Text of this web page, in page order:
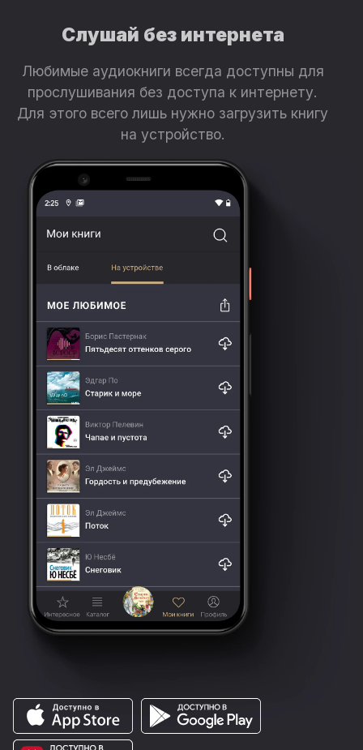
Слушай без интернета
Любимые аудиокниги всегда доступны для
прослушивания без доступа к интернету.
Для этого всего лишь нужно загрузить книгу
на устройство.